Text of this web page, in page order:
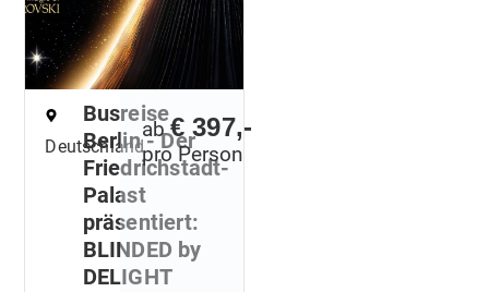
Deutschland
Busreise
Berlin - Der
Friedrichstadt-
Palast
präsentiert:
BLINDED by
DELIGHT
ab€ 397,-
pro Person